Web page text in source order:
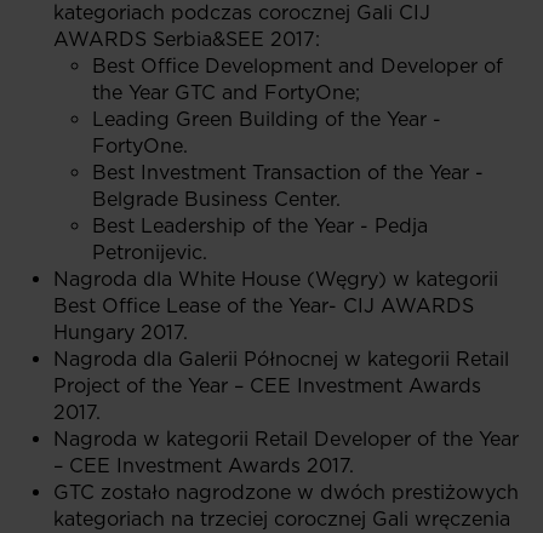
kategoriach podczas corocznej Gali CIJ
AWARDS Serbia&SEE 2017:
Best Office Development and Developer of
the Year GTC and FortyOne;
Leading Green Building of the Year -
FortyOne.
Best Investment Transaction of the Year -
Belgrade Business Center.
Best Leadership of the Year - Pedja
Petronijevic.
Nagroda dla White House (Węgry) w kategorii
Best Office Lease of the Year- CIJ AWARDS
Hungary 2017.
Nagroda dla Galerii Północnej w kategorii Retail
Project of the Year – CEE Investment Awards
2017.
Nagroda w kategorii Retail Developer of the Year
– CEE Investment Awards 2017.
GTC zostało nagrodzone w dwóch prestiżowych
kategoriach na trzeciej corocznej Gali wręczenia